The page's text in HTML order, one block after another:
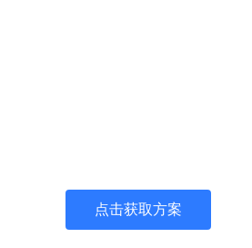
点击获取方案